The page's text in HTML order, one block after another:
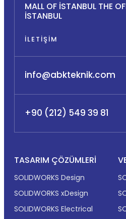
MALL OF İSTANBUL THE
İSTANBUL
İLETIŞIM
info@abkteknik.com
+90 (212) 549 39 81
TASARIM ÇÖZÜMLERI
SOLIDWORKS Design
SOLIDWORKS xDesign
SOLIDWORKS Electrical